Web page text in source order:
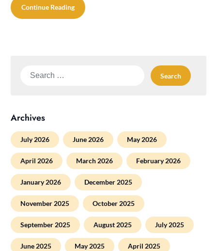
Continue Reading
Search
Archives
July 2026 June 2026 May 2026
April 2026 March 2026 February 2026
January 2026 December 2025
November 2025 October 2025
September 2025 August 2025 July 2025
June 2025 May 2025 April 2025